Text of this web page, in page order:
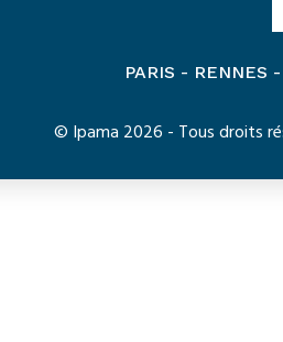
PARIS - RENNES
© Ipama 2026 - Tous droits